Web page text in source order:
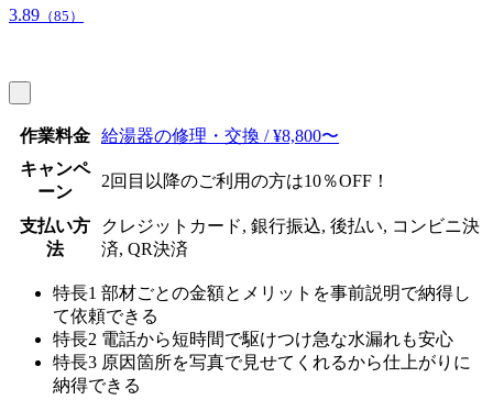
3.89 （85）
作業料金
給湯器の修理・交換 / ¥8,800〜
キャンペ
ーン
2回目以降のご利用の方は10％OFF！
支払い方
法
クレジットカード, 銀行振込, 後払い, コンビニ決
済, QR決済
特長1 部材ごとの金額とメリットを事前説明で納得し
て依頼できる
特長2 電話から短時間で駆けつけ急な水漏れも安心
特長3 原因箇所を写真で見せてくれるから仕上がりに
納得できる